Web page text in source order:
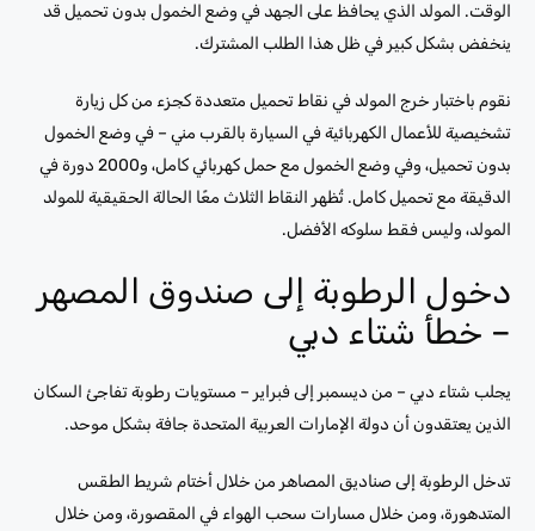
الوقت. المولد الذي يحافظ على الجهد في وضع الخمول بدون تحميل قد
ينخفض ​​بشكل كبير في ظل هذا الطلب المشترك.
نقوم باختبار خرج المولد في نقاط تحميل متعددة كجزء من كل زيارة
تشخيصية للأعمال الكهربائية في السيارة بالقرب مني – في وضع الخمول
بدون تحميل، وفي وضع الخمول مع حمل كهربائي كامل، و2000 دورة في
الدقيقة مع تحميل كامل. تُظهر النقاط الثلاث معًا الحالة الحقيقية للمولد
المولد، وليس فقط سلوكه الأفضل.
دخول الرطوبة إلى صندوق المصهر
– خطأ شتاء دبي
يجلب شتاء دبي – من ديسمبر إلى فبراير – مستويات رطوبة تفاجئ السكان
الذين يعتقدون أن دولة الإمارات العربية المتحدة جافة بشكل موحد.
تدخل الرطوبة إلى صناديق المصاهر من خلال أختام شريط الطقس
المتدهورة، ومن خلال مسارات سحب الهواء في المقصورة، ومن خلال